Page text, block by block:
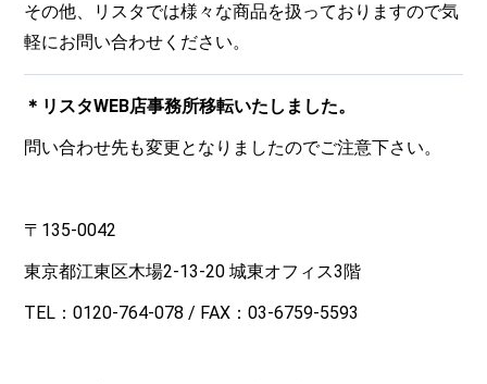
その他、リスタでは様々な商品を扱っておりますので気
軽にお問い合わせください。
＊リスタWEB店事務所移転いたしました。
問い合わせ先も変更となりましたのでご注意下さい。
〒135-0042
東京都江東区木場2-13-20 城東オフィス3階
TEL：0120-764-078 / FAX：03-6759-5593